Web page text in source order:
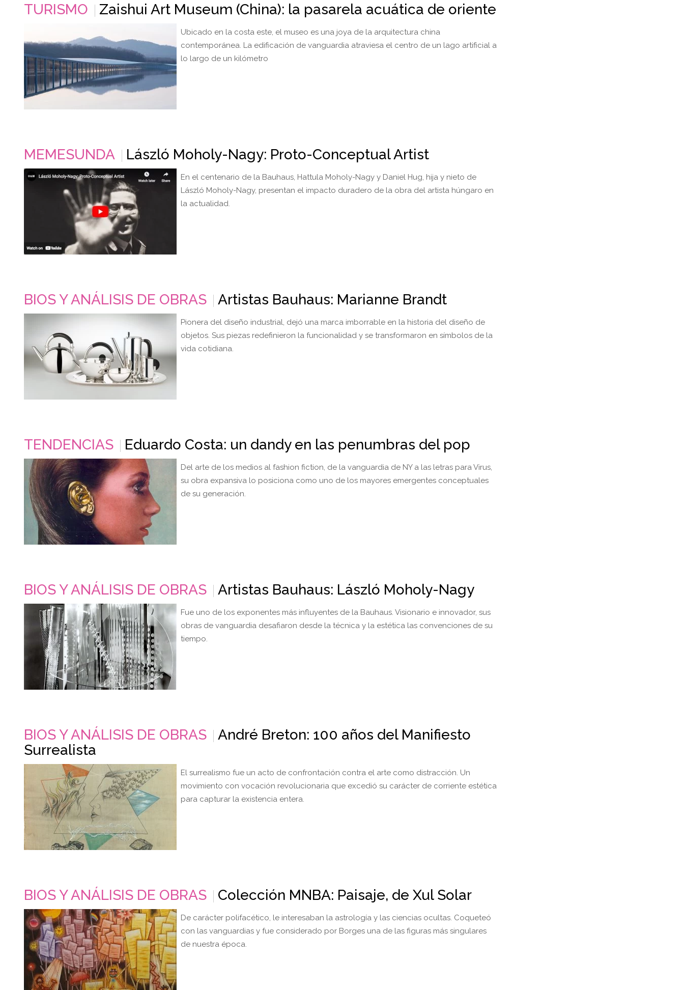
TURISMO Zaishui Art Museum (China): la pasarela acuática de oriente
Ubicado en la costa este, el museo es una joya de la arquitectura china
contemporánea. La edificación de vanguardia atraviesa el centro de un lago artificial a
lo largo de un kilómetro
MEMESUNDA László Moholy-Nagy: Proto-Conceptual Artist
En el centenario de la Bauhaus, Hattula Moholy-Nagy y Daniel Hug, hija y nieto de
László Moholy-Nagy, presentan el impacto duradero de la obra del artista húngaro en
la actualidad.
BIOS Y ANÁLISIS DE OBRAS Artistas Bauhaus: Marianne Brandt
Pionera del diseño industrial, dejó una marca imborrable en la historia del diseño de
objetos. Sus piezas redefinieron la funcionalidad y se transformaron en símbolos de la
vida cotidiana.
TENDENCIAS Eduardo Costa: un dandy en las penumbras del pop
Del arte de los medios al fashion fiction, de la vanguardia de NY a las letras para Virus,
su obra expansiva lo posiciona como uno de los mayores emergentes conceptuales
de su generación.
BIOS Y ANÁLISIS DE OBRAS Artistas Bauhaus: László Moholy-Nagy
Fue uno de los exponentes más influyentes de la Bauhaus. Visionario e innovador, sus
obras de vanguardia desafiaron desde la técnica y la estética las convenciones de su
tiempo.
BIOS Y ANÁLISIS DE OBRAS
André Breton: 100 años del Manifiesto
Surrealista
El surrealismo fue un acto de confrontación contra el arte como distracción. Un
movimiento con vocación revolucionaria que excedió su carácter de corriente estética
para capturar la existencia entera.
BIOS Y ANÁLISIS DE OBRAS Colección MNBA: Paisaje, de Xul Solar
De carácter polifacético, le interesaban la astrología y las ciencias ocultas. Coqueteó
con las vanguardias y fue considerado por Borges una de las figuras más singulares
de nuestra época.